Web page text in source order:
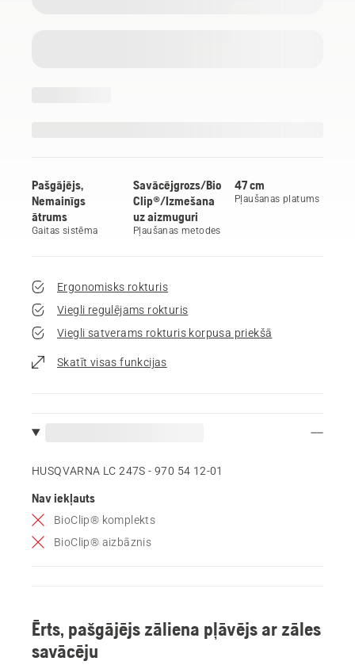
Pašgājējs,
Nemainīgs
ātrums
Gaitas sistēma
Savācējgrozs/Bio
Clip®/Izmešana
uz aizmuguri
Pļaušanas metodes
47 cm
Pļaušanas platums
Ergonomisks rokturis
Viegli regulējams rokturis
Viegli satverams rokturis korpusa priekšā
Skatīt visas funkcijas
HUSQVARNA LC 247S - 970 54 12‑01
Nav iekļauts
BioClip® komplekts
BioClip® aizbāznis
Ērts, pašgājējs zāliena pļāvējs ar zāles
savācēju